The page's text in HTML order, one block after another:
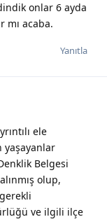
onlar 6 ayda
mı acaba.
Yanıtla
ele
yaşayanlar
Belgesi
olup,
ve ilgili ilçe